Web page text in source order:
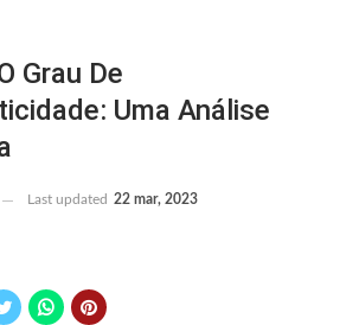
Grau De
Uma Análise
Last updated 22 mar, 2023